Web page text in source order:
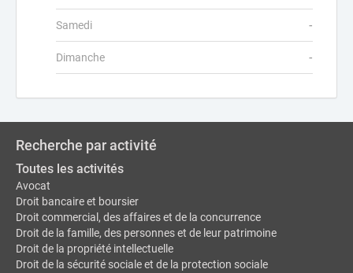
Samedi -
Dimanche -
Recherche par activité
Toutes les activités
Avocat
Droit bancaire et boursier
Droit commercial, des affaires et de la concurrence
Droit de la famille, des personnes et de leur patrimoine
Droit de la propriété intellectuelle
Droit de la sécurité sociale et de la protection sociale